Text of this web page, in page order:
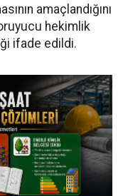
amaçlandığını
hekimlik
ifade edildi.